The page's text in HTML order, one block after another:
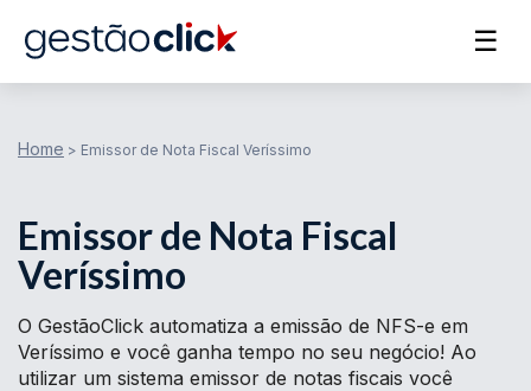
☰
Home > Emissor de Nota Fiscal Veríssimo
Emissor de Nota Fiscal
Veríssimo
O GestãoClick automatiza a emissão de NFS-e em
Veríssimo e você ganha tempo no seu negócio! Ao
utilizar um sistema emissor de notas fiscais você